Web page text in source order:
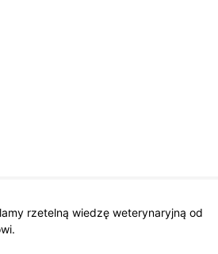
rzetelną wiedzę weterynaryjną od